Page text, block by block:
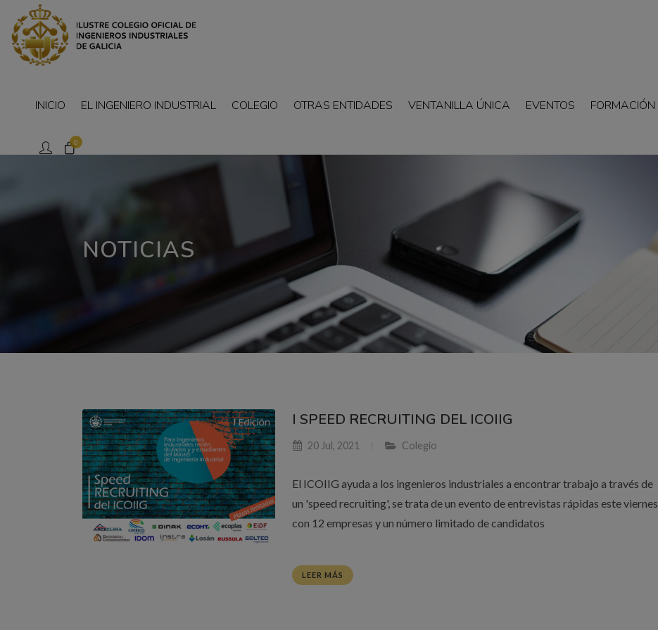
0
INICIO EL INGENIERO INDUSTRIAL COLEGIO OTRAS ENTIDADES VENTANILLA ÚNICA EVENTOS FORMACIÓN
NOTICIAS
I SPEED RECRUITING DEL ICOIIG
20 Jul, 2021 Colegio
El ICOIIG ayuda a los ingenieros industriales a encontrar trabajo a través de
un 'speed recruiting', se trata de un evento de entrevistas rápidas este viernes
con 12 empresas y un número limitado de candidatos
LEER MÁS